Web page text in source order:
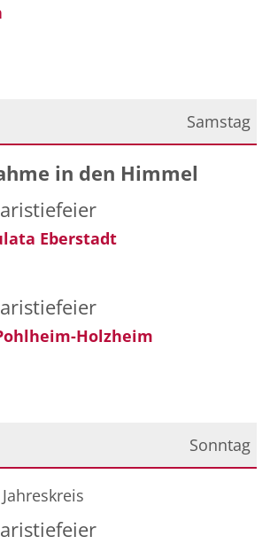
Samstag
2026in den Himmel
Eberstadt
Holzheim
Sonntag
2026